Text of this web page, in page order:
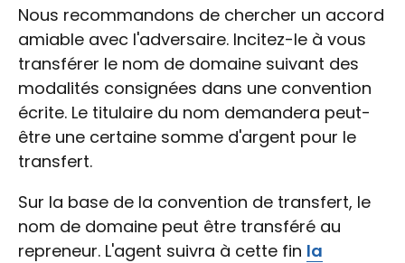
Nous recommandons de chercher un accord
amiable avec l'adversaire. Incitez-le à vous
transférer le nom de domaine suivant des
modalités consignées dans une convention
écrite. Le titulaire du nom demandera peut-
être une certaine somme d'argent pour le
transfert.
Sur la base de la convention de transfert, le
nom de domaine peut être transféré au
repreneur. L'agent suivra à cette fin la